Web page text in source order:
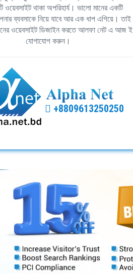
ওয়েবসাইট থাকা অপরিহার্য। ভালো মানের একটি
ব্যবসাকে নিয়ে যাবে আর এক ধাপ এগিয়ে। তাই
ওয়েবসাইট ডিজাইন করতে আলফা নেট এ আজ ই
যোগাযোগ করুন।
+8809613250250